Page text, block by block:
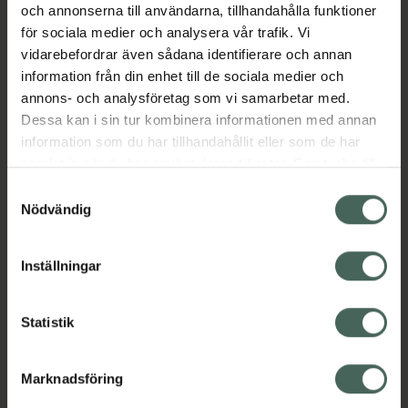
och annonserna till användarna, tillhandahålla funktioner
för sociala medier och analysera vår trafik. Vi
vidarebefordrar även sådana identifierare och annan
information från din enhet till de sociala medier och
annons- och analysföretag som vi samarbetar med.
Dessa kan i sin tur kombinera informationen med annan
information som du har tillhandahållit eller som de har
samlat in när du har använt deras tjänster. Samtycke till
återkalla ditt samtycke via webbplatsens
cookieinställningar. Ett återkallat samtycke påverkar inte
lagligheten av behandling som skett innan återkallelsen.
Nödvändig
Inställningar
Statistik
Marknadsföring
första steg innan mascara, kommer Colorans
ögonfransböjare att ge dig ett resultat som
håller hela dagen. Upplev skillnaden med ett
verktyg som är både snyggt och effektivt ?
ett måste för alla som vill ha vackert böjda
fransar. 2 st refill till gummidynorna ingår.
Kategorier:
Sminkborstar och sminkverktyg
Visa